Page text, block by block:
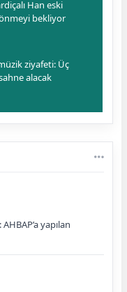
Han eski
bekliyor
ziyafeti: Üç
alacak
yapılan